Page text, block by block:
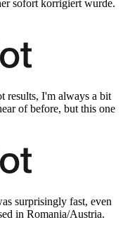
sofort korrigiert wurde.
results, I'm always a bit
of before, but this one
surprisingly fast, even
in Romania/Austria.